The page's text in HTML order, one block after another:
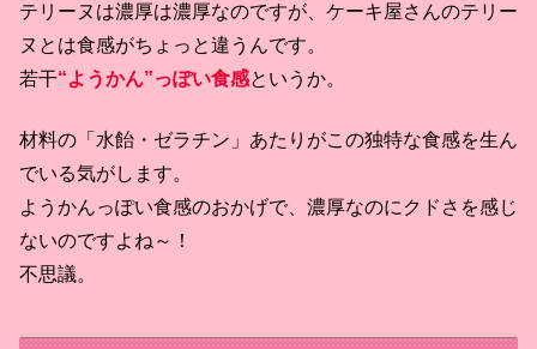
テリーヌは濃厚は濃厚なのですが、ケーキ屋さんのテリー
ヌとは食感がちょっと違うんです。
若干“ようかん”っぽい食感というか。
材料の「水飴・ゼラチン」あたりがこの独特な食感を生ん
でいる気がします。
ようかんっぽい食感のおかげで、濃厚なのにクドさを感じ
ないのですよね～！
不思議。